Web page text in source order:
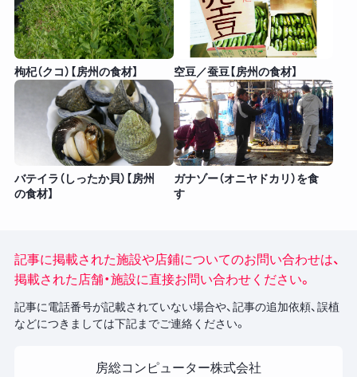
枸杞（クコ）【房州の食材】 空豆／蚕豆【房州の食材】
バテイラ（しったか貝）【房州
の食材】
ガナゾー（オニヤドカリ）を食
す
記事に掲載された施設や店鋪についてのお問い合わせは、
掲載された店舗・施設に直接お問い合わせください。
記事に電話番号が記載されていない場合や、記事の追加依頼、誤植
などにつきましては下記までご連絡ください。
房総コンピューター株式会社